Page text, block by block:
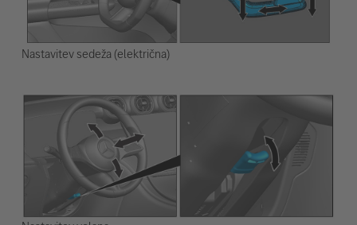
Nastavitev sedeža (električna)